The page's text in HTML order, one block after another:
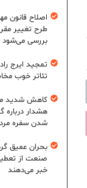
اصلاح قانون
طرح تغییر
بررسی می‌شود
تمجید ایرج
تئاتر خوب
کاهش شدید
هشدار درباره
شدن سفره
بحران عمیق
صنعت از
خبر می‌دهند